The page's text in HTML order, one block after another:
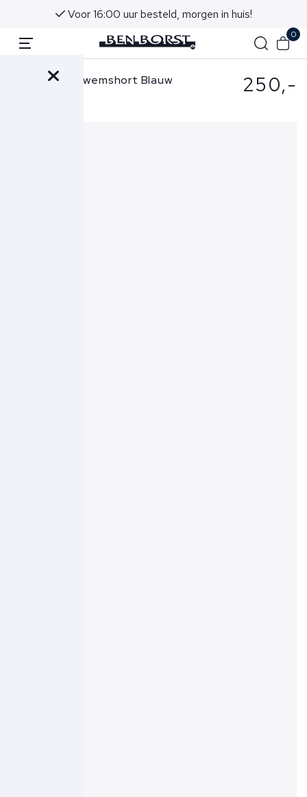
Voor 16:00 uur besteld, morgen in huis!
0
Vilebrequin Zwemshort Blauw 250,-